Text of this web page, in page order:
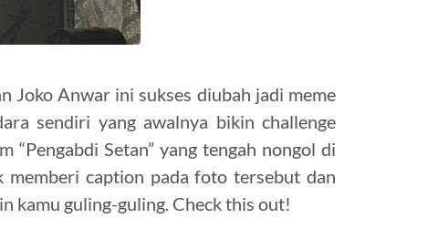
Joko Anwar ini sukses diubah jadi meme
sendiri yang awalnya bikin challenge
Setan” yang tengah nongol di
memberi caption pada foto tersebut dan
kamu guling-guling. Check this out!